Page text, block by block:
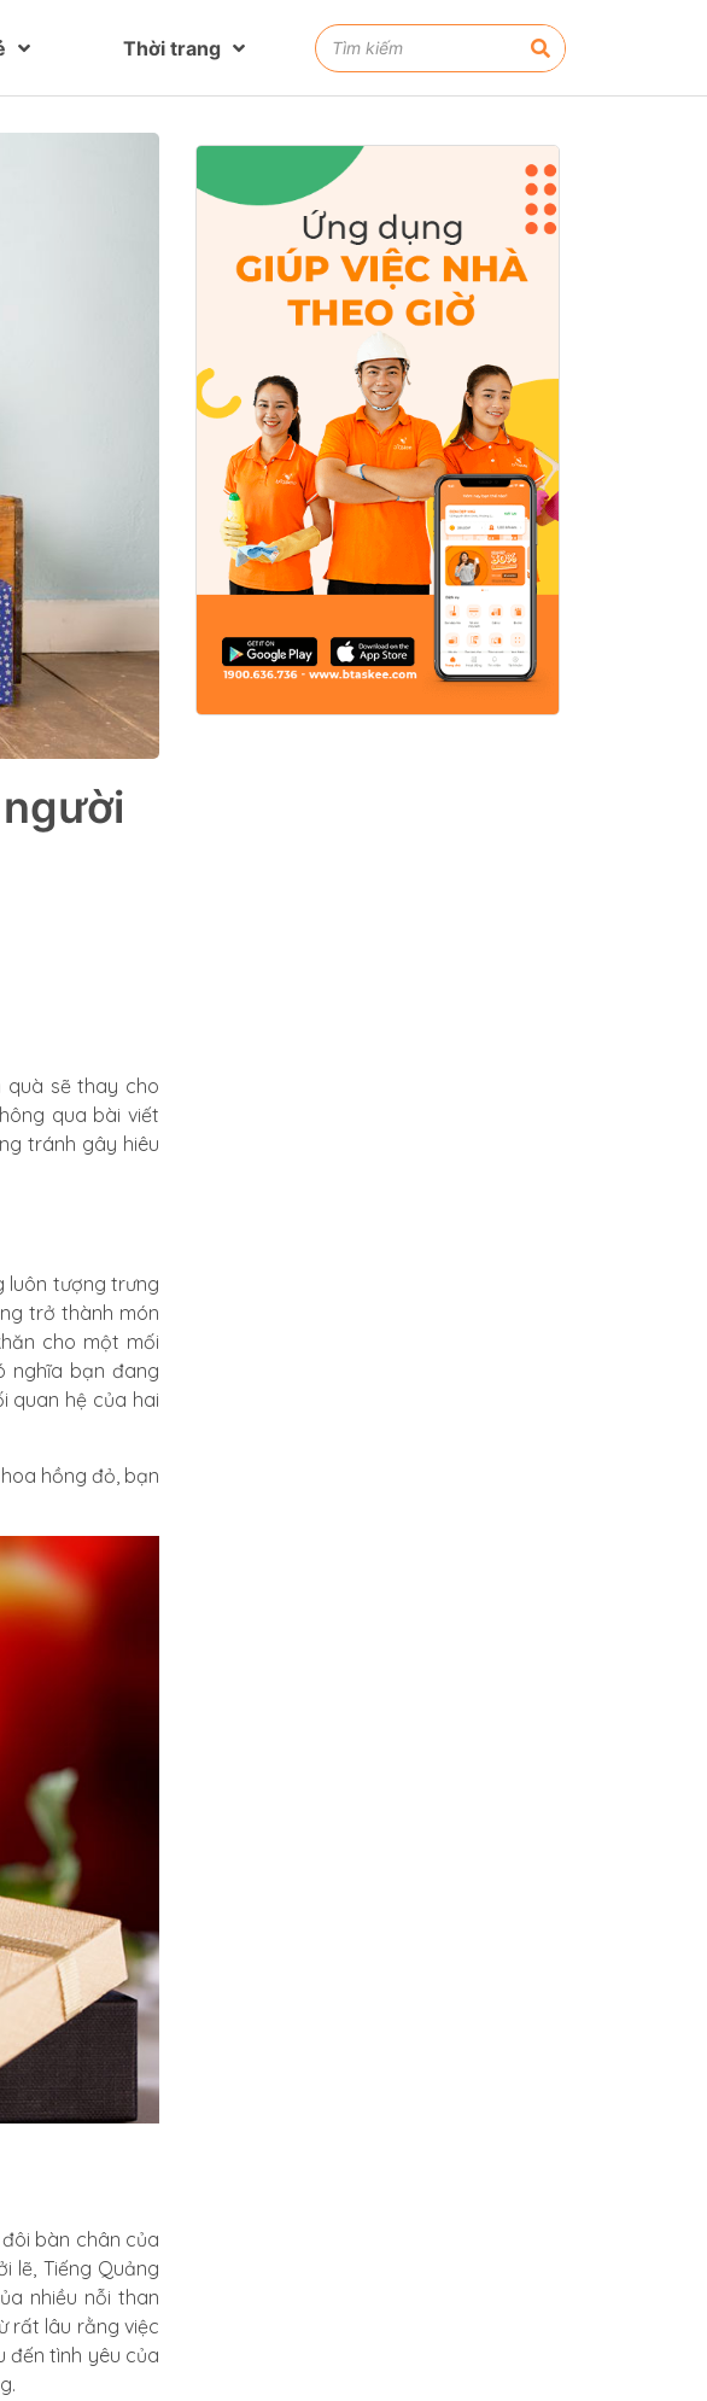
Thời trang
quà sẽ thay cho
qua bài viết
tránh gây hiêu
luôn tượng trưng
trở thành món
cho một mối
nghĩa bạn đang
quan hệ của hai
hồng đỏ, bạn
bàn chân của
lẽ, Tiếng Quảng
nhiều nỗi than
rất lâu rằng việc
đến tình yêu của